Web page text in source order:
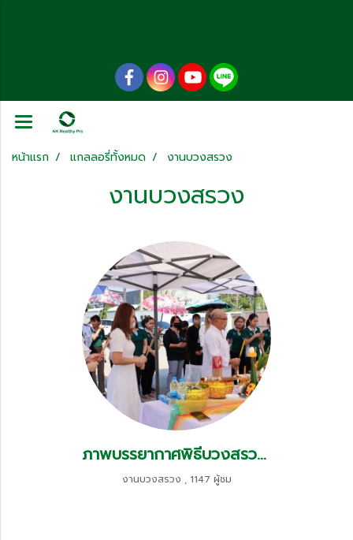
หน้าแรก แกลลอรี่ทั้งหมด งานบวงสรวง
งานบวงสรวง
ภาพบรรยากาศพิธีบวงสรวง ลงเสาเอก เสาโท 2567
งานบวงสรวง , 1147 ผู้ชม